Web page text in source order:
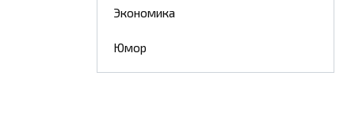
Экономика
Юмор